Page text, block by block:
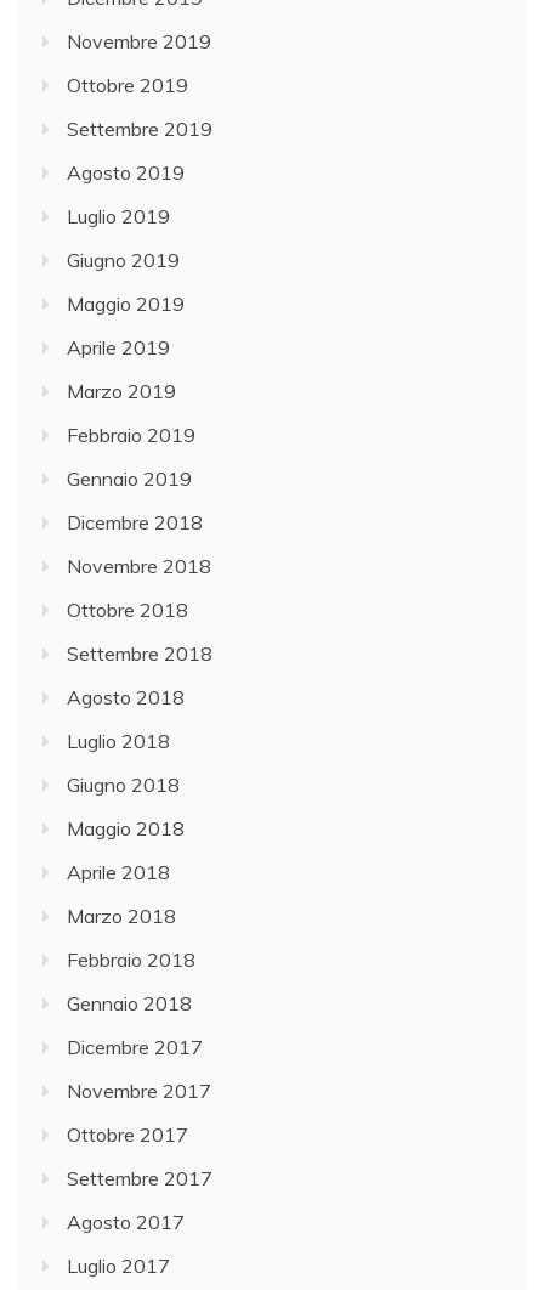
Novembre 2019
Ottobre 2019
Settembre 2019
Agosto 2019
Luglio 2019
Giugno 2019
Maggio 2019
Aprile 2019
Marzo 2019
Febbraio 2019
Gennaio 2019
Dicembre 2018
Novembre 2018
Ottobre 2018
Settembre 2018
Agosto 2018
Luglio 2018
Giugno 2018
Maggio 2018
Aprile 2018
Marzo 2018
Febbraio 2018
Gennaio 2018
Dicembre 2017
Novembre 2017
Ottobre 2017
Settembre 2017
Agosto 2017
Luglio 2017